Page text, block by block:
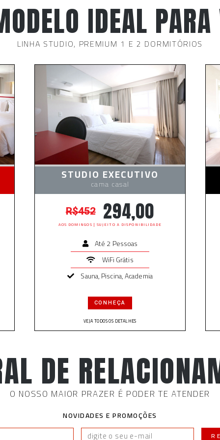
IDEAL PARA
LINHA STUDIO, PREMIUM 1 E 2 DORMITÓRIOS
PREMIUM 1 DORM.
cama casal
R$613 399,00
AOS DOMINGOS | SUJEITO A DISPONIBILIDADE
Até 2 Pessoas
WiFi Grátis
Sauna, Piscina, Academia
CONHEÇA
VEJA TODOS OS DETALHES
DE
O NOSSO MAIOR PRAZER É PODER TE ATENDER
NOVIDADES E PROMOÇÕES